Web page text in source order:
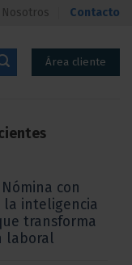
Nosotros Contacto
Área cliente
con
la inteligencia
transforma
laboral